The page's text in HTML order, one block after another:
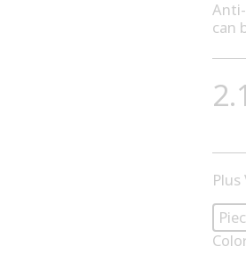
can
Plus